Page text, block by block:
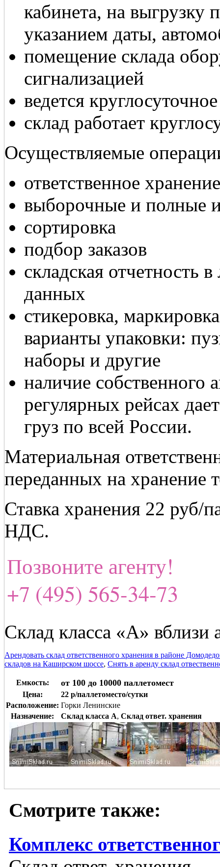
кабинета, на выгрузку
указанием даты,
помещение склада
сигнализацией
ведется
склад работает
Осуществляемые
ответственное хранение
выборочные и полные
сортировка
подбор заказов
складская
данных
стикеровка,
варианты упаковки:
наборы и другие
наличие собственного
регулярных рейсах
груз по всей России.
Материальная
переданных на хранение
Ставка хранения 22 руб/
НДС.
Позвоните агенту!
+7 (495) 565-34-73
Склад класса «А» вблизи
Арендовать склад ответственного хранения в районе
складов на Каширском шоссе, Снять в аренду склад
Емкость: от 100 до 10000 паллетомест
Цена:
22 р/паллетоместо/сутки
Расположение: Горки Ленинские
Назначение:
Склад класса A, Склад ответ. хранения
Смотрите также:
Комплекс